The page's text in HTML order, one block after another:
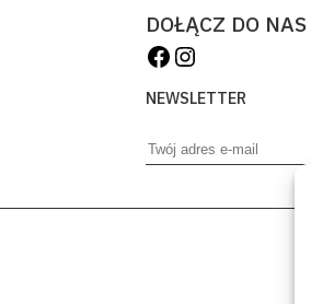
DOŁĄCZ DO NAS
Facebook
Instagram
NEWSLETTER